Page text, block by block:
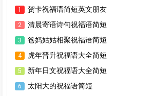
1 贺卡祝福语简短英文朋友
2 清晨寄语诗句祝福语简短
3 爸妈姑姑相聚祝福语简短
4 虎年晋升祝福语大全简短
5 新年日文祝福语大全简短
6 太阳大的祝福语简短